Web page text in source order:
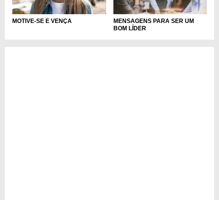
MOTIVE-SE E VENÇA
MENSAGENS PARA SER UM
BOM LÍDER